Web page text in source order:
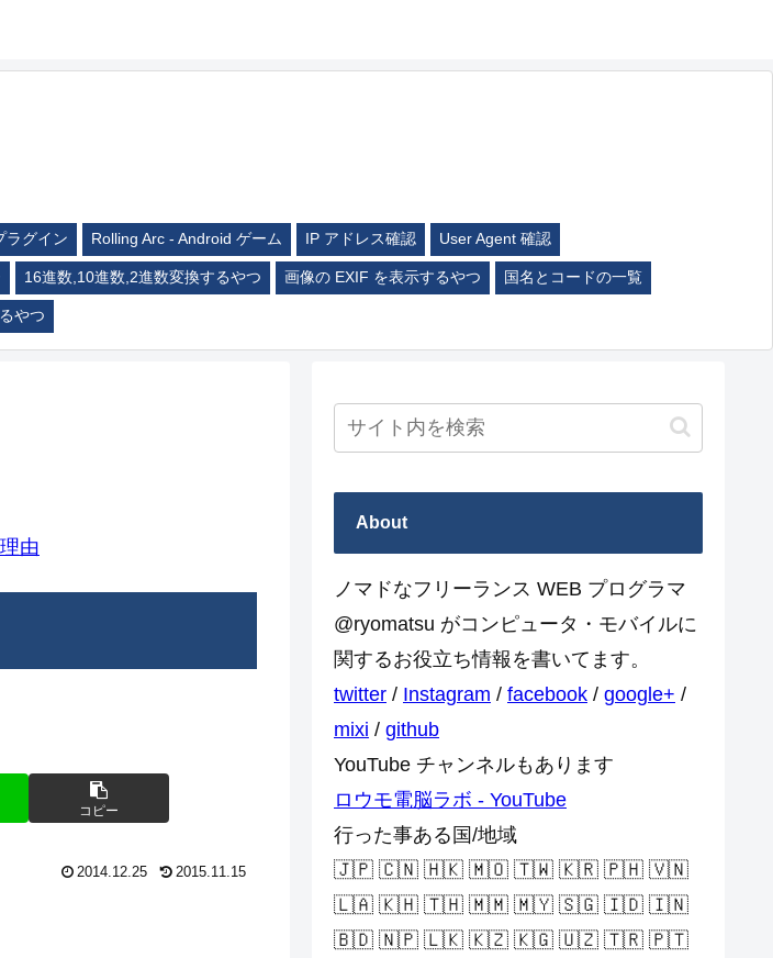
ラグイン Rolling Arc - Android ゲーム IP アドレス確認 User Agent 確認
16進数,10進数,2進数変換するやつ 画像の EXIF を表示するやつ 国名とコードの一覧
やつ
由
コピー
2014.12.25 2015.11.15
About
ノマドなフリーランス WEB プログラマ
@ryomatsu がコンピュータ・モバイルに
関するお役立ち情報を書いてます。
twitter / Instagram / facebook / google+ /
mixi / github
YouTube チャンネルもあります
ロウモ電脳ラボ - YouTube
行った事ある国/地域
🇯🇵 🇨🇳 🇭🇰 🇲🇴 🇹🇼 🇰🇷 🇵🇭 🇻🇳
🇱🇦 🇰🇭 🇹🇭 🇲🇲 🇲🇾 🇸🇬 🇮🇩 🇮🇳
🇧🇩 🇳🇵 🇱🇰 🇰🇿 🇰🇬 🇺🇿 🇹🇷 🇵🇹